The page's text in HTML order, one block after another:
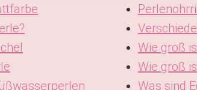
Wie groß
Wie groß
Was sind